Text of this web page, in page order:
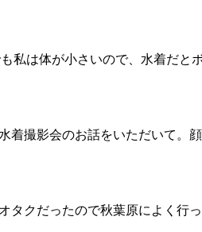
は体が小さいので、水着だと
撮影会のお話をいただいて。
クだったので秋葉原によく行